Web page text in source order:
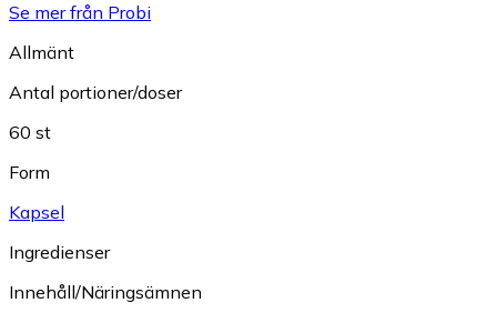
Se mer från Probi
Allmänt
Antal portioner/doser
60 st
Form
Kapsel
Ingredienser
Innehåll/Näringsämnen